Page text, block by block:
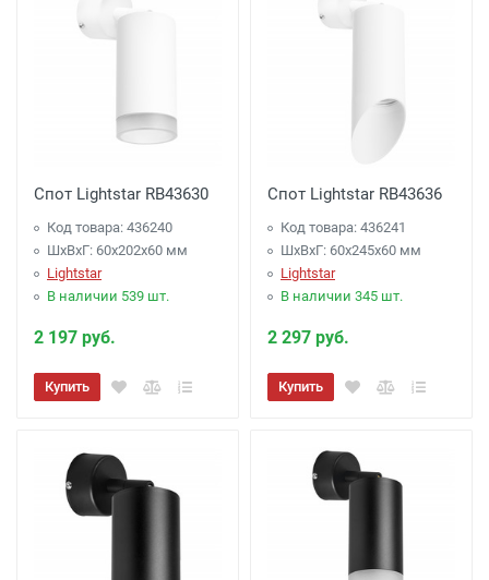
Спот Lightstar RB43630
Код товара: 436240
ШхВхГ: 60x202x60 мм
Lightstar
В наличии 539 шт.
2 197 руб.
Купить
Спот Lightstar RB43636
Код товара: 436241
ШхВхГ: 60x245x60 мм
Lightstar
В наличии 345 шт.
2 297 руб.
Купить